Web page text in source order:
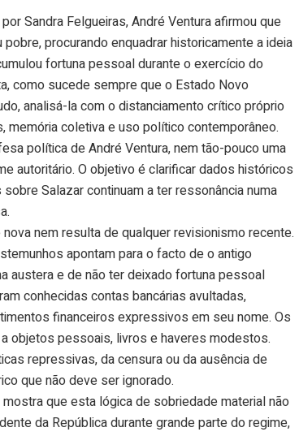
Sandra Felgueiras, André Ventura afirmou que
procurando enquadrar historicamente a ideia
fortuna pessoal durante o exercício do
como sucede sempre que o Estado Novo
analisá-la com o distanciamento crítico próprio
coletiva e uso político contemporâneo.
política de André Ventura, nem tão-pouco uma
autoritário. O objetivo é clarificar dados históricos
Salazar continuam a ter ressonância numa
nem resulta de qualquer revisionismo recente.
apontam para o facto de o antigo
austera e de não ter deixado fortuna pessoal
conhecidas contas bancárias avultadas,
financeiros expressivos em seu nome. Os
objetos pessoais, livros e haveres modestos.
repressivas, da censura ou da ausência de
que não deve ser ignorado.
que esta lógica de sobriedade material não
da República durante grande parte do regime,